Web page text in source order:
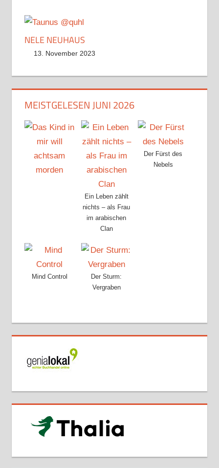
NELE NEUHAUS
13. November 2023
MEISTGELESEN JUNI 2026
Ein Leben zählt
nichts – als Frau
im arabischen
Clan
Der Fürst des
Nebels
Mind Control
Der Sturm:
Vergraben